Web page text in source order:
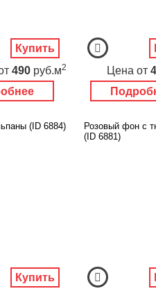
490 руб.м2
Купить
Цена от
(ID 6884)
Купить
Розовый фон с
(ID 6881)